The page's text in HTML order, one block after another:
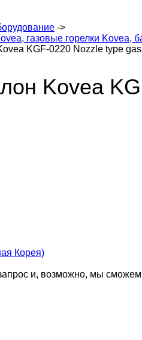
->
газовые горелки Kovea,
KGF-0220 Nozzle type
Kovea
Корея)
и, возможно, мы